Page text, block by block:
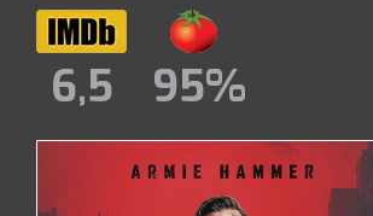
6,5 95%